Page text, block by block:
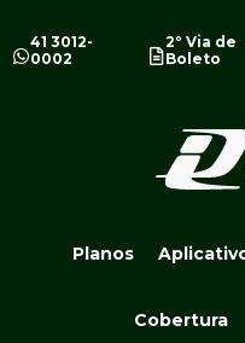
41 3012-
0002
2º Via de
Boleto
Planos
Cobertura